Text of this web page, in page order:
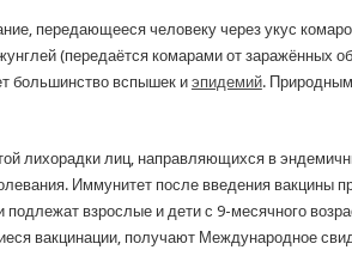
передающееся человеку через укус
(передаётся комарами от заражённых
большинство вспышек и эпидемий.
лихорадки лиц, направляющихся в
Иммунитет после введения вакцины
подлежат взрослые и дети с 9-месячного
вакцинации, получают Международное